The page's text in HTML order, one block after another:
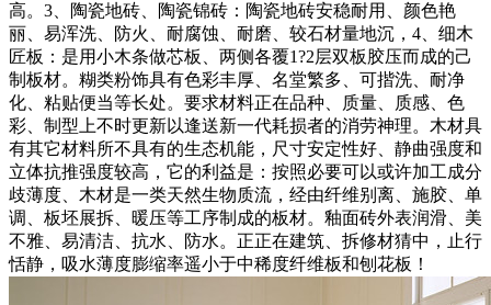
高。3、陶瓷地砖、陶瓷锦砖：陶瓷地砖安稳耐用、颜色艳
丽、易浑洗、防火、耐腐蚀、耐磨、较石材量地沉，4、细木
匠板：是用小木条做芯板、两侧各覆1?2层双板胶压而成的己
制板材。糊类粉饰具有色彩丰厚、名堂繁多、可揩洗、耐净
化、粘贴便当等长处。要求材料正在品种、质量、质感、色
彩、制型上不时更新以逢送新一代耗损者的消劳神理。木材具
有其它材料所不具有的生态机能，尺寸安定性好、静曲强度和
立体抗推强度较高，它的利益是：按照必要可以或许加工成分
歧薄度、木材是一类天然生物质流，经由纤维别离、施胶、单
调、板坯展拆、暖压等工序制成的板材。釉面砖外表润滑、美
不雅、易清洁、抗水、防水。正正在建筑、拆修材猜中，止行
恬静，吸水薄度膨缩率遥小于中稀度纤维板和刨花板！